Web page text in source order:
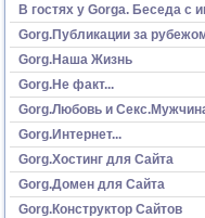
В гостях у Gorga. Беседа с
Gorg.Публикации за
Gorg.Наша Жизнь
Gorg.Не факт...
Gorg.Любовь и
Gorg.Интернет...
Gorg.Хостинг для Сайта
Gorg.Домен для Сайта
Gorg.Конструктор Сайтов